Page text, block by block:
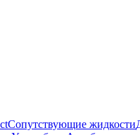
Сопутствующие жидкости